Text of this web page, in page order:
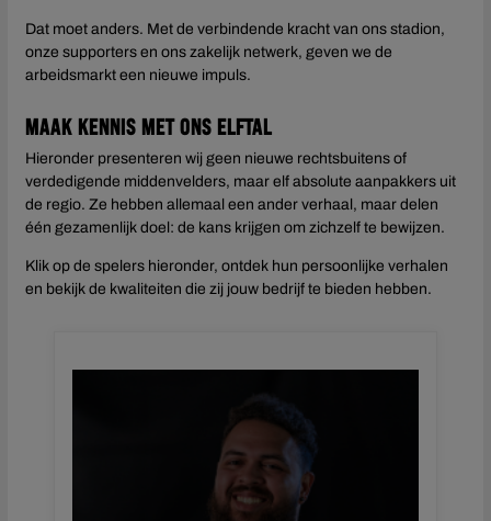
Dat moet anders. Met de verbindende kracht van ons stadion,
onze supporters en ons zakelijk netwerk, geven we de
arbeidsmarkt een nieuwe impuls.
Maak kennis met ons elftal
Hieronder presenteren wij geen nieuwe rechtsbuitens of
verdedigende middenvelders, maar elf absolute aanpakkers uit
de regio. Ze hebben allemaal een ander verhaal, maar delen
één gezamenlijk doel: de kans krijgen om zichzelf te bewijzen.
Klik op de spelers hieronder, ontdek hun persoonlijke verhalen
en bekijk de kwaliteiten die zij jouw bedrijf te bieden hebben.